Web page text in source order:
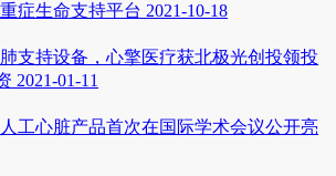
症生命支持平台 2021-10-18
支持设备，心擎医疗获北极光创投领投
2021-01-11
工心脏产品首次在国际学术会议公开亮